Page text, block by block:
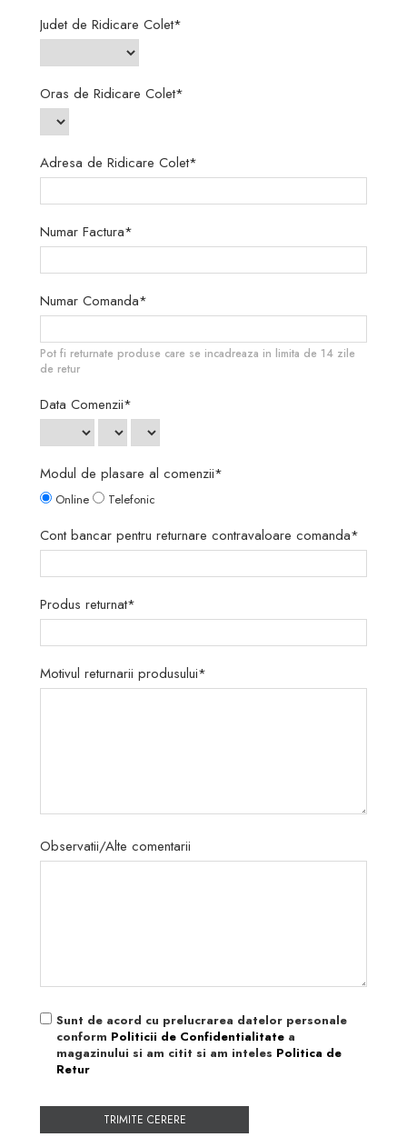
Judet de Ridicare Colet*
Oras de Ridicare Colet*
Adresa de Ridicare Colet*
Numar Factura*
Numar Comanda*
Pot fi returnate produse care se incadreaza in limita de 14 zile
de retur
Data Comenzii*
Modul de plasare al comenzii*
Online Telefonic
Cont bancar pentru returnare contravaloare comanda*
Produs returnat*
Motivul returnarii produsului*
Observatii/Alte comentarii
Sunt de acord cu prelucrarea datelor personale
conform Politicii de Confidentialitate a
magazinului si am citit si am inteles Politica de
Retur